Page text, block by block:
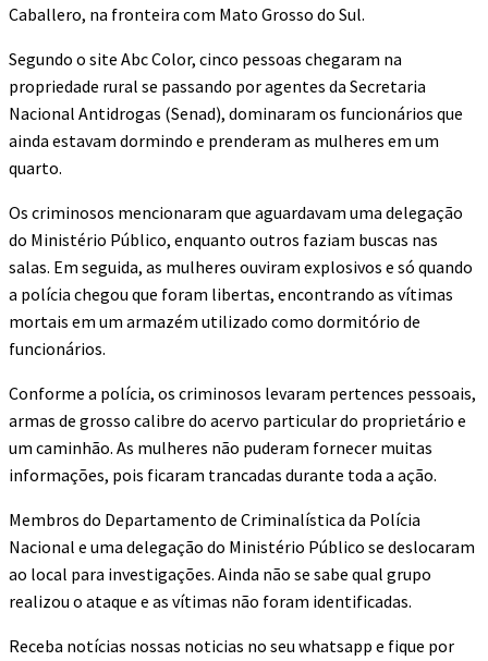
Caballero, na fronteira com Mato Grosso do Sul.
Segundo o site Abc Color, cinco pessoas chegaram na
propriedade rural se passando por agentes da Secretaria
Nacional Antidrogas (Senad), dominaram os funcionários que
ainda estavam dormindo e prenderam as mulheres em um
quarto.
Os criminosos mencionaram que aguardavam uma delegação
do Ministério Público, enquanto outros faziam buscas nas
salas. Em seguida, as mulheres ouviram explosivos e só quando
a polícia chegou que foram libertas, encontrando as vítimas
mortais em um armazém utilizado como dormitório de
funcionários.
Conforme a polícia, os criminosos levaram pertences pessoais,
armas de grosso calibre do acervo particular do proprietário e
um caminhão. As mulheres não puderam fornecer muitas
informações, pois ficaram trancadas durante toda a ação.
Membros do Departamento de Criminalística da Polícia
Nacional e uma delegação do Ministério Público se deslocaram
ao local para investigações. Ainda não se sabe qual grupo
realizou o ataque e as vítimas não foram identificadas.
Receba notícias nossas noticias no seu whatsapp e fique por